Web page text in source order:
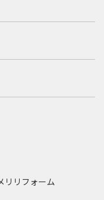
リリフォーム